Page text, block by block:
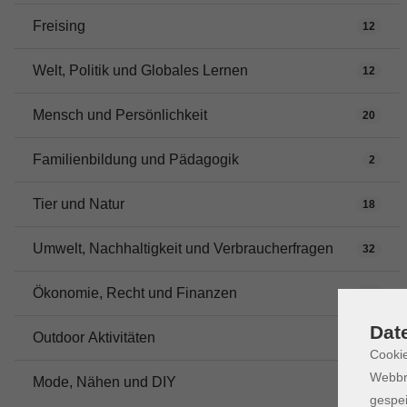
Freising 12
Welt, Politik und Globales Lernen 12
Mensch und Persönlichkeit 20
Familienbildung und Pädagogik 2
Tier und Natur 18
Umwelt, Nachhaltigkeit und Verbraucherfragen 32
Ökonomie, Recht und Finanzen
Outdoor Aktivitäten 16
Mode, Nähen und DIY 7